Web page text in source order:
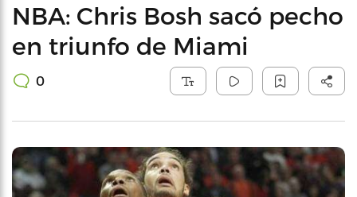
NBA: Chris Bosh sacó pecho
en triunfo de Miami
0